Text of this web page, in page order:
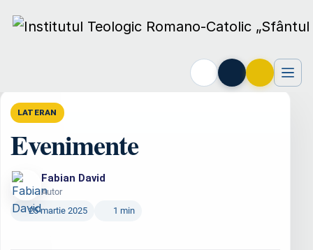
LATERAN
Evenimente
Fabian David
Autor
25 martie 2025
1 min